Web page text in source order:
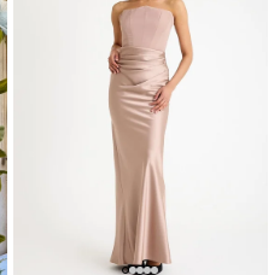
Cad. No 11 SpringStore - Ortahisar